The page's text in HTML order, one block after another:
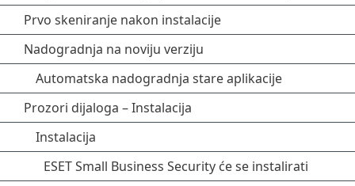
Prvo skeniranje nakon instalacije
Nadogradnja na noviju verziju
Automatska nadogradnja stare aplikacije
Prozori dijaloga – Instalacija
Instalacija
ESET Small Business Security će se instalirati